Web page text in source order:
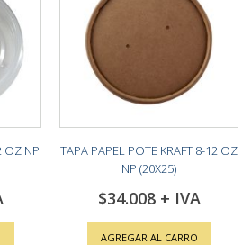
OZ NP
TAPA PAPEL POTE KRAFT 8-12 OZ
NP (20X25)
$34.008
AGREGAR AL CARRO